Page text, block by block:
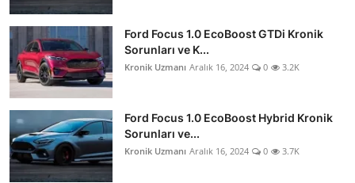
Ford Focus 1.0 EcoBoost GTDi Kronik
Sorunları ve K...
Kronik Uzmanı Aralık 16, 2024 0 3.2K
Ford Focus 1.0 EcoBoost Hybrid Kronik
Sorunları ve...
Kronik Uzmanı Aralık 16, 2024 0 3.7K